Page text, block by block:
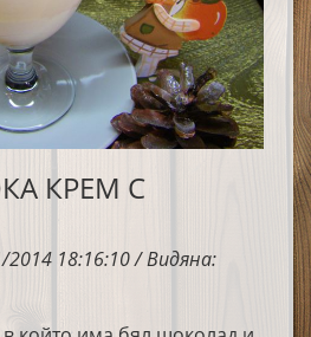
КРЕМ С
2014 18:16:10 / Видяна: